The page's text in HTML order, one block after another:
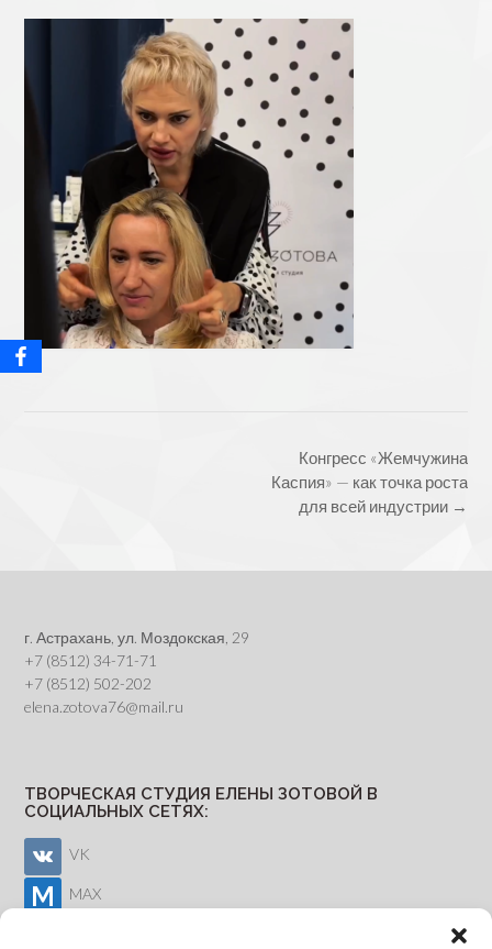
Конгресс «Жемчужина
Каспия» — как точка роста
для всей индустрии →
г. Астрахань, ул. Моздокская, 29
+7 (8512) 34-71-71
+7 (8512) 502-202
elena.zotova76@mail.ru
ТВОРЧЕСКАЯ СТУДИЯ ЕЛЕНЫ ЗОТОВОЙ В
СОЦИАЛЬНЫХ СЕТЯХ:
VK
MAX